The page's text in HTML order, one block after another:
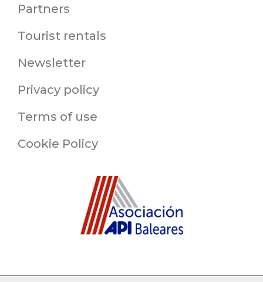
Partners
Tourist rentals
Newsletter
Privacy policy
Terms of use
Cookie Policy